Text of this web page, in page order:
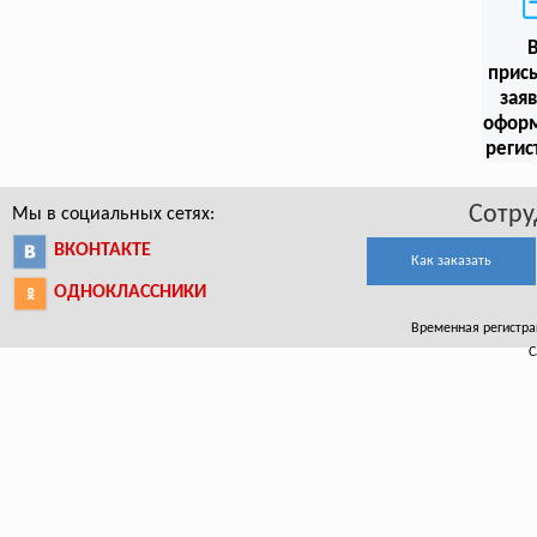
Мы в социальных сетях:
ВКОНТАКТЕ
ОДНОКЛАССНИКИ
Как заказать
Временная